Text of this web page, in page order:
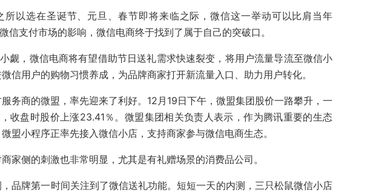
所以选在圣诞节、元旦、春节即将来临之际，微信这一举动可以比肩当年
信支付市场的影响，微信电商终于找到了属于自己的突破口。
觑，微信电商将有望借助节日送礼需求快速裂变，将用户流量导流至微信小
信用户的购物习惯养成，为品牌商家打开新流量入口、助力用户转化。
务商的微盟，率先迎来了利好。12月19日下午，微盟集团股价一路攀升，一
收盘时股价上涨23.41％。微盟集团相关负责人表示，作为腾讯重要的生态
盟小程序正率先接入微信小店，支持商家参与微信电商生态。
家侧的刺激也非常明显，尤其是有礼赠场景的消费品公司。
品牌第一时间关注到了微信送礼功能。短短一天的内测，三只松鼠微信小店